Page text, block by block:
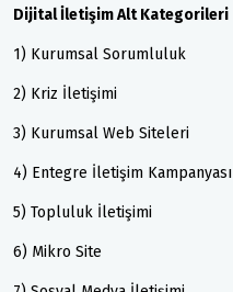
Dijital İletişim Alt Kategorileri
1) Kurumsal Sorumluluk
2) Kriz İletişimi
3) Kurumsal Web Siteleri
4) Entegre İletişim Kampanyası
5) Topluluk İletişimi
6) Mikro Site